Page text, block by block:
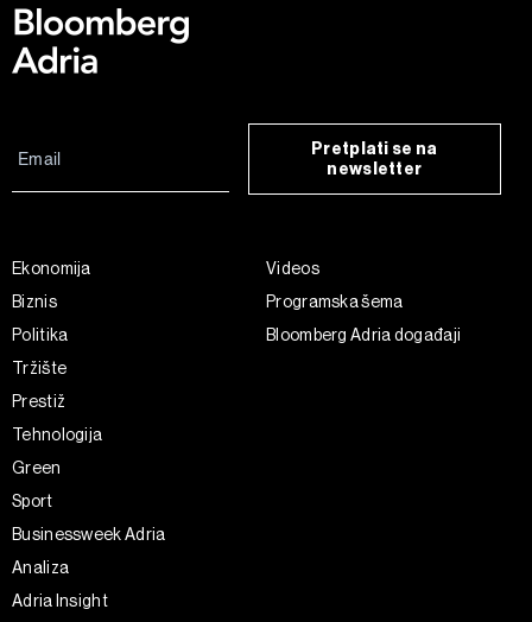
Pretplati se na
newsletter
Ekonomija
Biznis
Politika
Tržište
Prestiž
Tehnologija
Green
Sport
Businessweek Adria
Analiza
Adria Insight
Videos
Programska šema
Bloomberg Adria događaji